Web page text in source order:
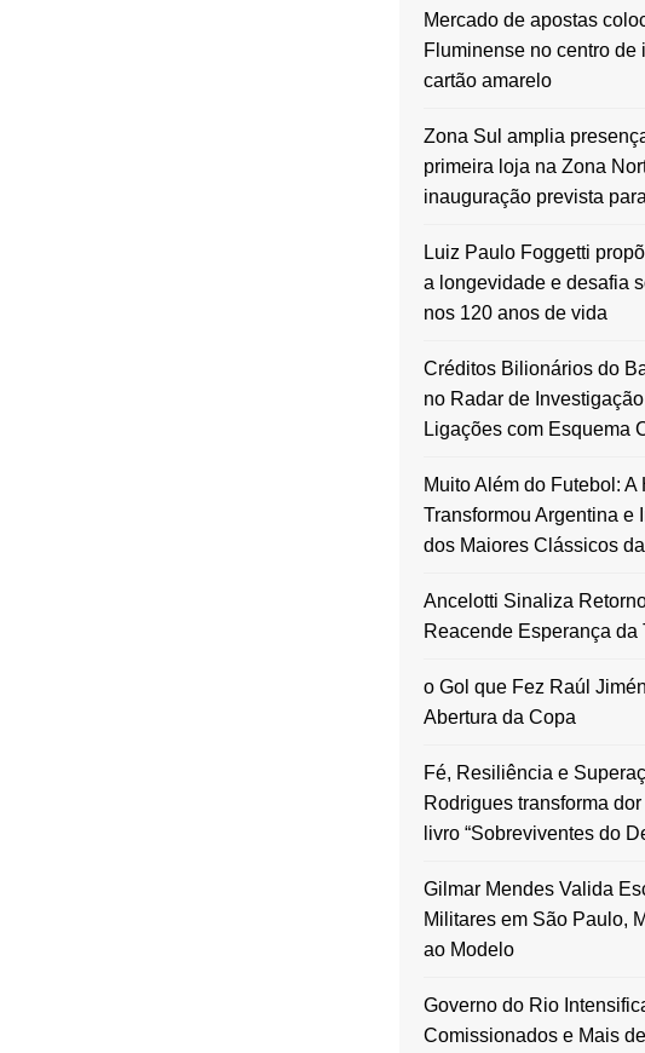
Mercado de apostas
Fluminense no centro de
cartão amarelo
Zona Sul amplia
primeira loja na Zona
inauguração prevista
Luiz Paulo Foggetti
a longevidade e desafia
nos 120 anos de vida
Créditos Bilionários do
no Radar de
Ligações com Esquema
Muito Além do Futebol: A
Transformou Argentina e
dos Maiores Clássicos
Ancelotti Sinaliza
Reacende Esperança da
o Gol que Fez Raúl
Abertura da Copa
Fé, Resiliência e
Rodrigues transforma
livro “Sobreviventes do
Gilmar Mendes Valida
Militares em São Paulo,
ao Modelo
Governo do Rio
Comissionados e Mais